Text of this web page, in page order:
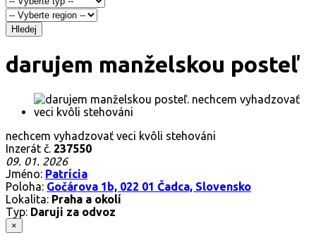
Hledej
darujem manželskou posteľ
nechcem vyhadzovať veci kvôli stehováni
Inzerát č. 237550
09. 01. 2026
Jméno: Patrícia
Poloha: Gočárova 1b, 022 01 Čadca, Slovensko
Lokalita: Praha a okolí
Typ: Daruji za odvoz
×